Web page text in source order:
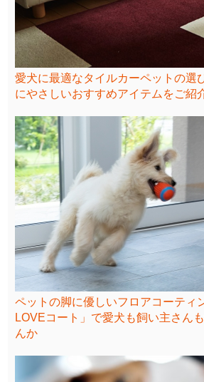
愛犬に最適なタイルカーペットの選
にやさしいおすすめアイテムをご紹
ペットの脚に優しいフロアコーティ
LOVEコート」で愛犬も飼い主さん
んか